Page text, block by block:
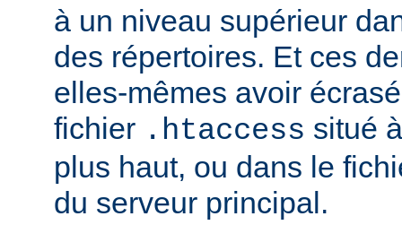
à un niveau supérieur
des répertoires. Et ces
elles-mêmes avoir
fichier .htaccess situé
plus haut, ou dans le
du serveur principal.